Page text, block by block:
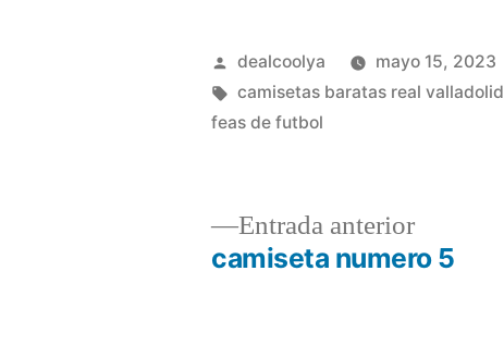
Publicado
por
dealcoolya mayo 15, 2023
Etiquetas:
camisetas baratas real valladolid
feas de futbol
Navegación
Entrada anteriorEntrada
anterior:
camiseta numero 5